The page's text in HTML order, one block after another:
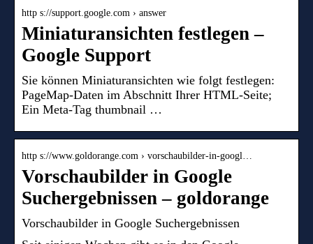
http s://support.google.com › answer
Miniaturansichten festlegen –
Google Support
Sie können Miniaturansichten wie folgt festlegen:
PageMap-Daten im Abschnitt Ihrer HTML-Seite;
Ein Meta-Tag thumbnail …
http s://www.goldorange.com › vorschaubilder-in-googl…
Vorschaubilder in Google
Suchergebnissen – goldorange
Vorschaubilder in Google Suchergebnissen